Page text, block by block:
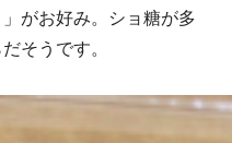
がお好み。ショ糖が多
そうです。